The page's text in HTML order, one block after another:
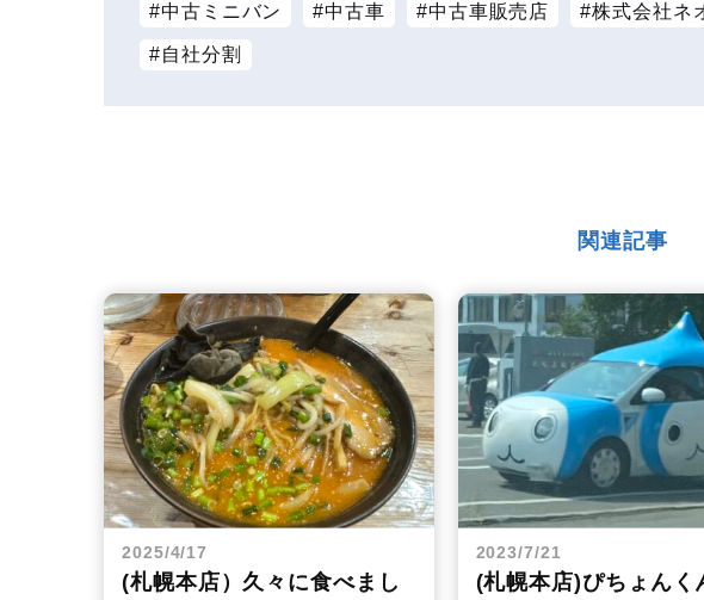
中古ミニバン 中古車 中古車販売店 株式会社ネ
自社分割
関連記事
2025/4/17
(札幌本店）久々に食べまし
2023/7/21
(札幌本店)ぴちょんく